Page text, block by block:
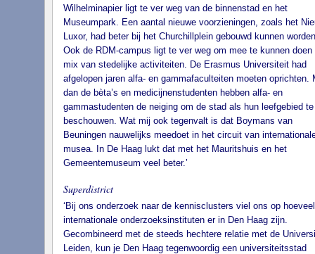
Wilhelminapier ligt te ver weg van de binnenstad en het
Museumpark. Een aantal nieuwe voorzieningen, zoals het
Luxor, had beter bij het Churchillplein gebouwd kunnen
Ook de RDM-campus ligt te ver weg om mee te kunnen doen
mix van stedelijke activiteiten. De Erasmus Universiteit had
afgelopen jaren alfa- en gammafaculteiten moeten oprichten.
dan de bèta’s en medicijnenstudenten hebben alfa- en
gammastudenten de neiging om de stad als hun leefgebied te
beschouwen. Wat mij ook tegenvalt is dat Boymans van
Beuningen nauwelijks meedoet in het circuit van
musea. In De Haag lukt dat met het Mauritshuis en het
Gemeentemuseum veel beter.’
Superdistrict
‘Bij ons onderzoek naar de kennisclusters viel ons op hoeveel
internationale onderzoeksinstituten er in Den Haag zijn.
Gecombineerd met de steeds hechtere relatie met de
Leiden, kun je Den Haag tegenwoordig een universiteitsstad